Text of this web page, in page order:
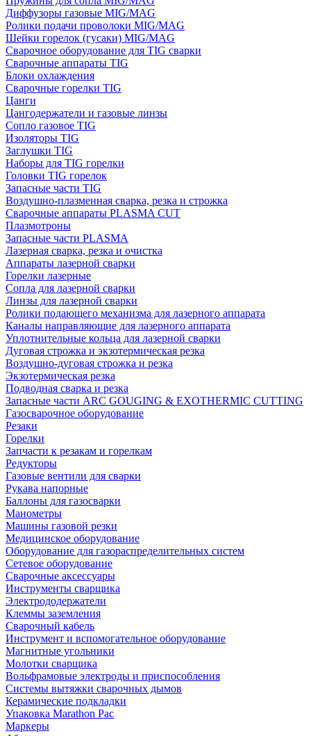
Диффузоры газовые MIG/MAG
Ролики подачи проволоки MIG/MAG
Шейки горелок (гусаки) MIG/MAG
Сварочное оборудование для TIG сварки
Сварочные аппараты TIG
Блоки охлаждения
Сварочные горелки TIG
Цанги
Цангодержатели и газовые линзы
Сопло газовое TIG
Изоляторы TIG
Заглушки TIG
Наборы для TIG горелки
Головки TIG горелок
Запасные части TIG
Воздушно-плазменная сварка, резка и строжка
Сварочные аппараты PLASMA CUT
Плазмотроны
Запасные части PLASMA
Лазерная сварка, резка и очистка
Аппараты лазерной сварки
Горелки лазерные
Сопла для лазерной сварки
Линзы для лазерной сварки
Ролики подающего механизма для лазерного аппарата
Каналы направляющие для лазерного аппарата
Уплотнительные кольца для лазерной сварки
Дуговая строжка и экзотермическая резка
Воздушно-дуговая строжка и резка
Экзотермическая резка
Подводная сварка и резка
Запасные части ARC GOUGING & EXOTHERMIC CUTTING
Газосварочное оборудование
Резаки
Горелки
Запчасти к резакам и горелкам
Редукторы
Газовые вентили для сварки
Рукава напорные
Баллоны для газосварки
Манометры
Машины газовой резки
Медицинское оборудование
Оборудование для газораспределительных систем
Сетевое оборудование
Сварочные аксессуары
Инструменты сварщика
Электрододержатели
Клеммы заземления
Сварочный кабель
Инструмент и вспомогательное оборудование
Магнитные угольники
Молотки сварщика
Вольфрамовые электроды и приспособления
Системы вытяжки сварочных дымов
Керамические подкладки
Упаковка Marathon Pac
Маркеры